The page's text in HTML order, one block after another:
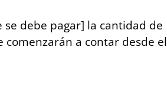
debe pagar] la cantidad de
a contar desde el